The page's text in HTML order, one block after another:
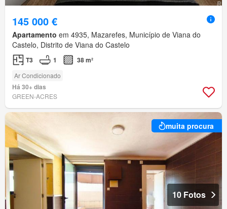
145 000 €
Apartamento em 4935, Mazarefes, Município de Viana do
Castelo, Distrito de Viana do Castelo
T3 1 38 m²
Ar Condicionado
Há 30+ dias
GREEN-ACRES
muita procura
10 Fotos